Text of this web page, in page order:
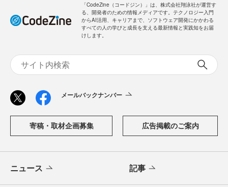
「CodeZine（コードジン）」は、株式会社翔泳社が運営す
る、開発者のための情報メディアです。テクノロジー入門
からAI活用、キャリアまで、ソフトウェア開発にかかわる
すべての人の学びと成長を支える最新情報と実践知をお届
けします。
メールバックナンバー
寄稿・取材企画募集 広告掲載のご案内
ニュース 記事